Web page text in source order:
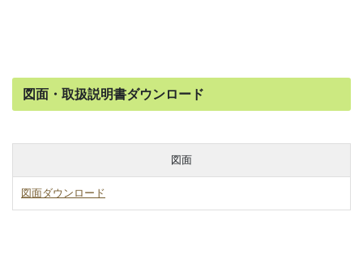
図面・取扱説明書ダウンロード
図面
図面ダウンロード